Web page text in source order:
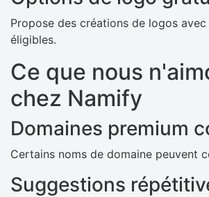
Propose des créations de logos
éligibles.
Ce que nous
chez Namify
Domaines premium
Certains noms de domaine peuvent
Suggestions